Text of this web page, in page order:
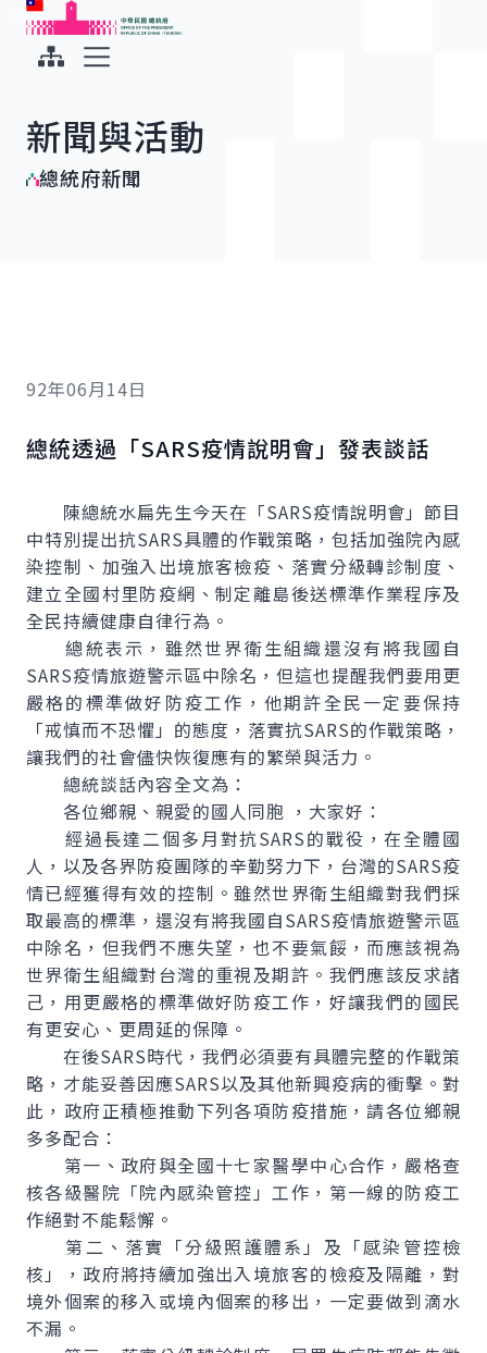
跳到主要內容
中華民國總統府
新聞與活動
總統府新聞
92年06月14日
總統透過「SARS疫情說明會」發表談話
陳總統水扁先生今天在「SARS疫情說明會」節目
中特別提出抗SARS具體的作戰策略，包括加強院內感
染控制、加強入出境旅客檢疫、落實分級轉診制度、
建立全國村里防疫網、制定離島後送標準作業程序及
全民持續健康自律行為。
總統表示，雖然世界衛生組織還沒有將我國自
SARS疫情旅遊警示區中除名，但這也提醒我們要用更
嚴格的標準做好防疫工作，他期許全民一定要保持
「戒慎而不恐懼」的態度，落實抗SARS的作戰策略，
讓我們的社會儘快恢復應有的繁榮與活力。
總統談話內容全文為：
各位鄉親、親愛的國人同胞 ，大家好：
經過長達二個多月對抗SARS的戰役，在全體國
人，以及各界防疫團隊的辛勤努力下，台灣的SARS疫
情已經獲得有效的控制。雖然世界衛生組織對我們採
取最高的標準，還沒有將我國自SARS疫情旅遊警示區
中除名，但我們不應失望，也不要氣餒，而應該視為
世界衛生組織對台灣的重視及期許。我們應該反求諸
己，用更嚴格的標準做好防疫工作，好讓我們的國民
有更安心、更周延的保障。
在後SARS時代，我們必須要有具體完整的作戰策
略，才能妥善因應SARS以及其他新興疫病的衝擊。對
此，政府正積極推動下列各項防疫措施，請各位鄉親
多多配合：
第一、政府與全國十七家醫學中心合作，嚴格查
核各級醫院「院內感染管控」工作，第一線的防疫工
作絕對不能鬆懈。
第二、落實「分級照護體系」及「感染管控檢
核」，政府將持續加強出入境旅客的檢疫及隔離，對
境外個案的移入或境內個案的移出，一定要做到滴水
不漏。